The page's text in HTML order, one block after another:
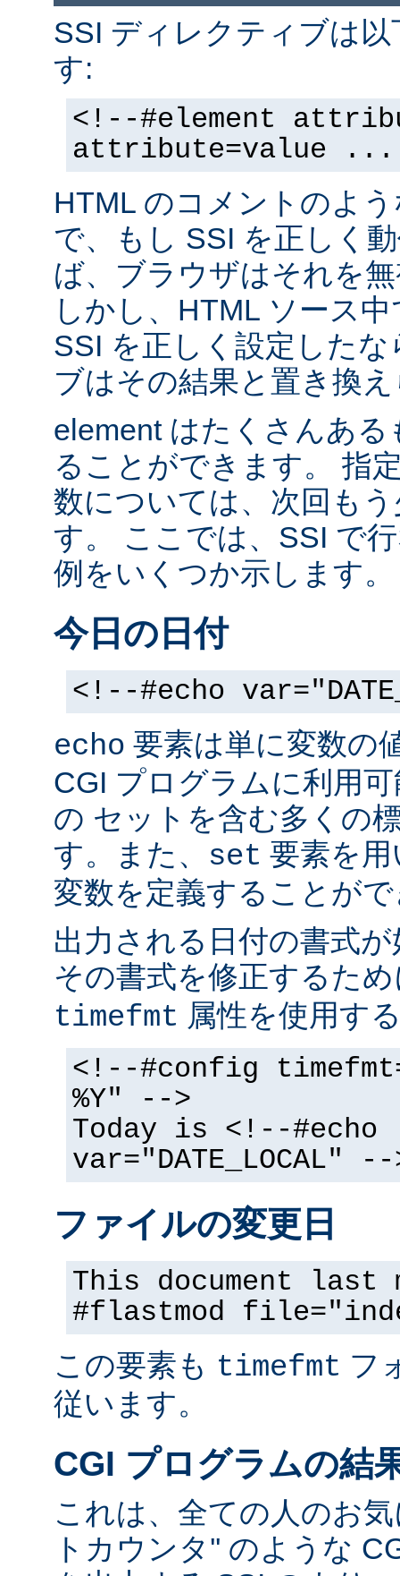
SSI ディレクティブは
す:
<!--#element
attribute=value
HTML のコメントのよ
で、もし SSI を正しく
ば、ブラウザはそれを
しかし、HTML ソース
SSI を正しく設定した
ブはその結果と置き換
element はたくさんあ
ることができます。 指
数については、次回も
す。 ここでは、SSI で
例をいくつか示します。
今日の日付
<!--#echo
echo 要素は単に変数の
CGI プログラムに利用
の セットを含む多くの
す。また、 set 要素を
変数を定義することが
出力される日付の書式
その書式を修正するた
timefmt 属性を使用す
<!--#config
%Y" -->
Today is <!--#echo
var="DATE_LOCAL" --
ファイルの変更日
This document
#flastmod
この要素も timefmt フ
従います。
CGI プログラムの結
これは、全ての人のお
トカウンタ'' のような